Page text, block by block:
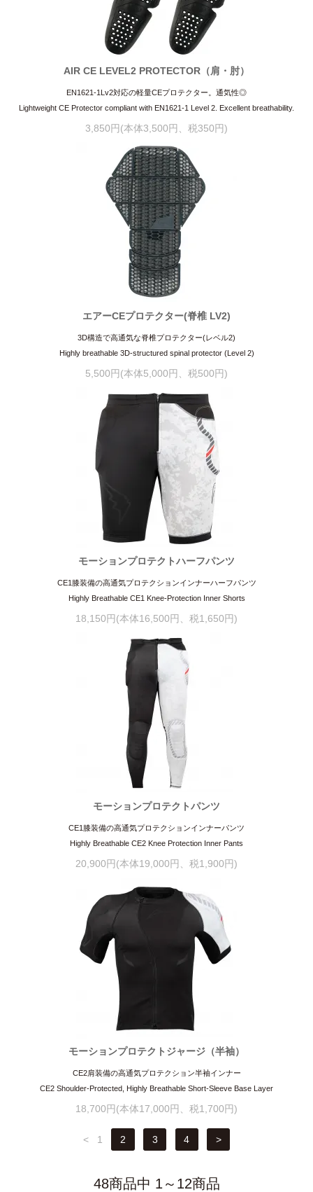
AIR CE LEVEL2 PROTECTOR（肩・肘）
EN1621-1Lv2対応の軽量CEプロテクター。通気性◎
Lightweight CE Protector compliant with EN1621-1 Level 2. Excellent breathability.
3,850円(本体3,500円、税350円)
エアーCEプロテクター(脊椎 LV2)
3D構造で高通気な脊椎プロテクター(レベル2)
Highly breathable 3D-structured spinal protector (Level 2)
5,500円(本体5,000円、税500円)
モーションプロテクトハーフパンツ
CE1膝装備の高通気プロテクションインナーハーフパンツ
Highly Breathable CE1 Knee-Protection Inner Shorts
18,150円(本体16,500円、税1,650円)
モーションプロテクトパンツ
CE1膝装備の高通気プロテクションインナーパンツ
Highly Breathable CE2 Knee Protection Inner Pants
20,900円(本体19,000円、税1,900円)
モーションプロテクトジャージ（半袖）
CE2肩装備の高通気プロテクション半袖インナー
CE2 Shoulder-Protected, Highly Breathable Short-Sleeve Base Layer
18,700円(本体17,000円、税1,700円)
< 1 2 3 4 >
48商品中 1～12商品